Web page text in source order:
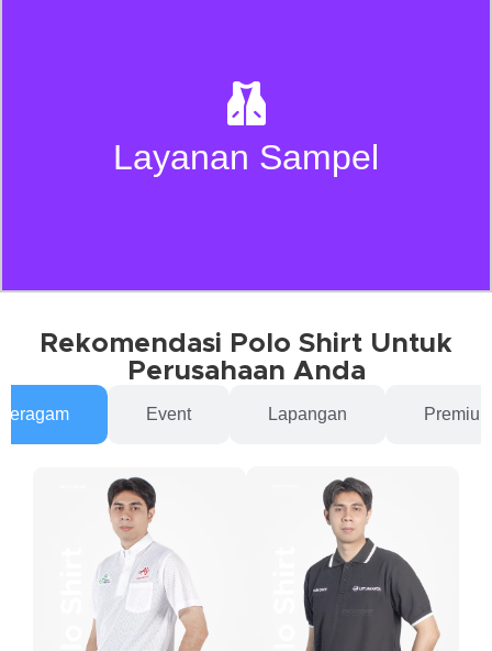
Layanan Sampel
Kami menyediakan sampel produk untuk memastikan
desain, material, dan detail sesuai sebelum produksi
massal berjalan.
Rekomendasi Polo Shirt Untuk
Perusahaan Anda
Event Lapangan